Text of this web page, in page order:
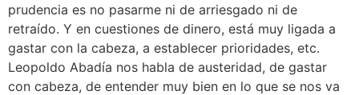
prudencia es no pasarme ni de arriesgado ni de
retraído. Y en cuestiones de dinero, está muy ligada a
gastar con la cabeza, a establecer prioridades, etc.
Leopoldo Abadía nos habla de austeridad, de gastar
con cabeza, de entender muy bien en lo que se nos va